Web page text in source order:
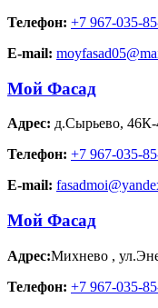
Телефон: +7 967-035-
E-mail:
Мой Фасад
Адрес: д.Сырьево, 46К-
Телефон: +7 967-035-
E-mail:
Мой Фасад
Адрес:Михнево ,
Телефон: +7 967-035-